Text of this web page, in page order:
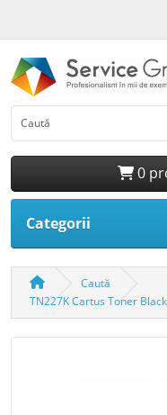
0
Categorii
Caută
TN227K Cartus Toner